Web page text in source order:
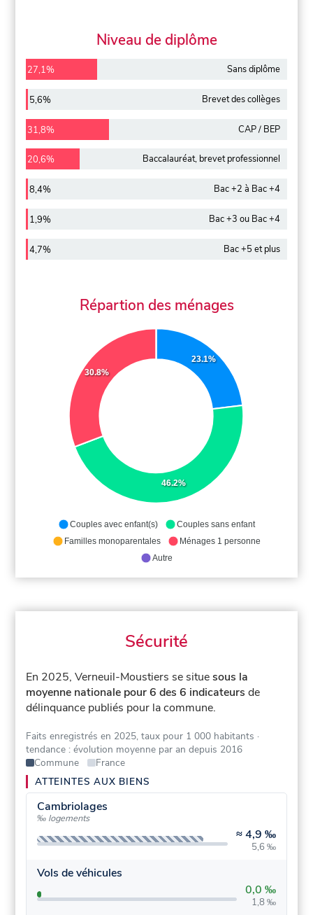
Niveau de diplôme
27,1% Sans diplôme
5,6% Brevet des collèges
31,8% CAP / BEP
20,6% Baccalauréat, brevet professionnel
8,4% Bac +2 à Bac +4
1,9% Bac +3 ou Bac +4
4,7% Bac +5 et plus
Répartion des ménages
23.1%
46.2%
30.8%
Couples avec enfant(s)
Couples sans enfant
Familles monoparentales
Ménages 1 personne
Autre
Sécurité
En 2025, Verneuil-Moustiers se situesous la
moyenne nationale pour 6 des 6 indicateurs de
délinquance publiés pour la commune.
Faits enregistrés en 2025, taux pour 1 000 habitants ·
tendance : évolution moyenne par an depuis 2016
Commune
France
ATTEINTES AUX BIENS
Cambriolages
‰ logements
≈4,9 ‰
5,6 ‰
Vols de véhicules
0,0 ‰
1,8 ‰